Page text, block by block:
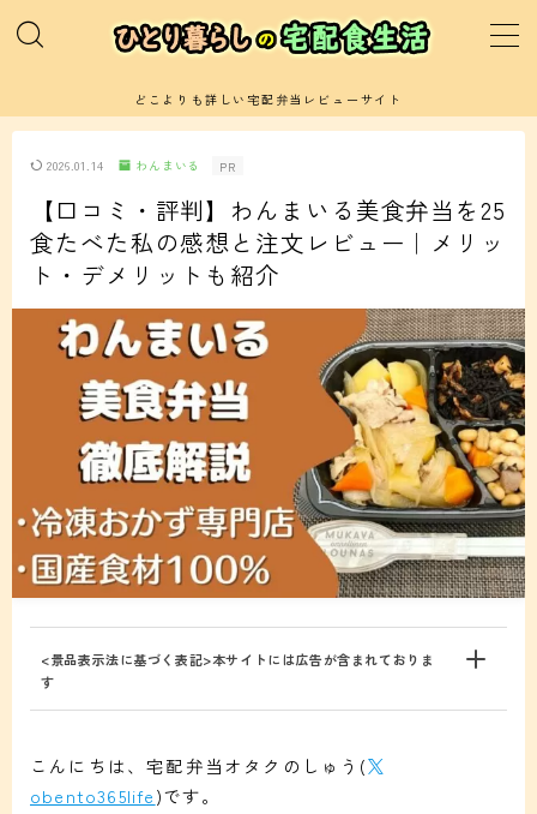
どこよりも詳しい宅配弁当レビューサイト
運営者プロフィールと当サイトの紹介
サイトマップ(記事一覧)
お問い合わせ
2026.01.14 わんまいる PR
【口コミ・評判】わんまいる美食弁当を25
食たべた私の感想と注文レビュー｜メリッ
ト・デメリットも紹介
<景品表示法に基づく表記>本サイトには広告が含まれておりま
す
こんにちは、宅配弁当オタクのしゅう(
obento365life)です。